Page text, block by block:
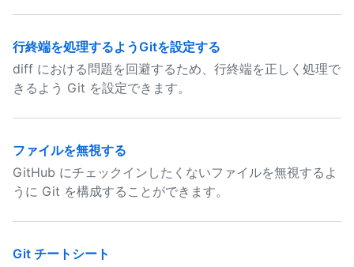
行終端を処理するようGitを設定する
diff における問題を回避するため、行終端を正しく処理で
きるよう Git を設定できます。
ファイルを無視する
GitHub にチェックインしたくないファイルを無視するよ
うに Git を構成することができます。
Git チートシート